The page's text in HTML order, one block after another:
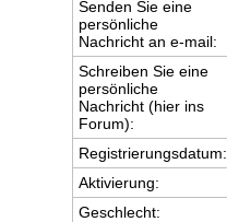
Senden Sie eine
persönliche
Nachricht an e-mail:
Schreiben Sie eine
persönliche
Nachricht (hier ins
Forum):
Registrierungsdatum:
Aktivierung:
Geschlecht: